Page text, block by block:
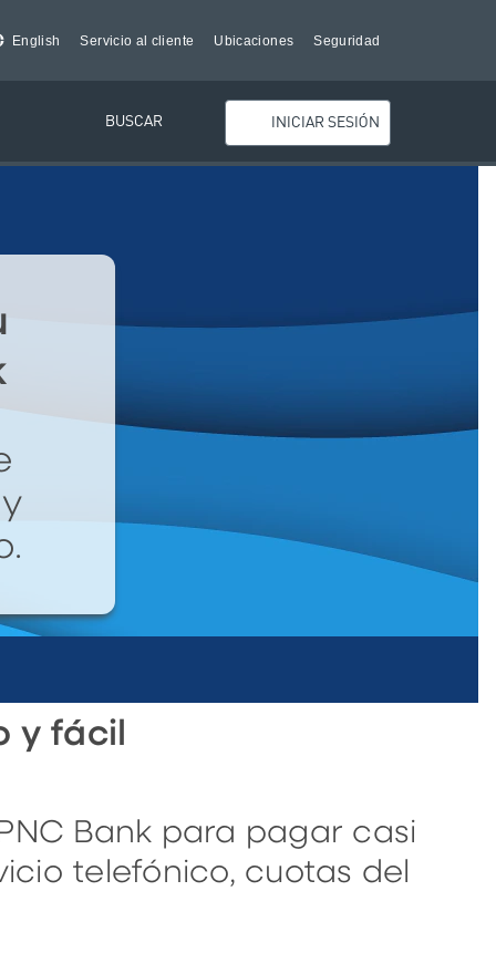
English Servicio al cliente Ubicaciones Seguridad
BUSCAR INICIAR SESIÓN
y fácil
Bank para pagar casi
telefónico, cuotas del